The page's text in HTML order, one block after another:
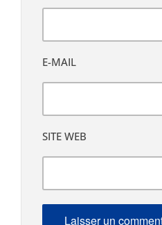
E-MAIL
SITE WEB